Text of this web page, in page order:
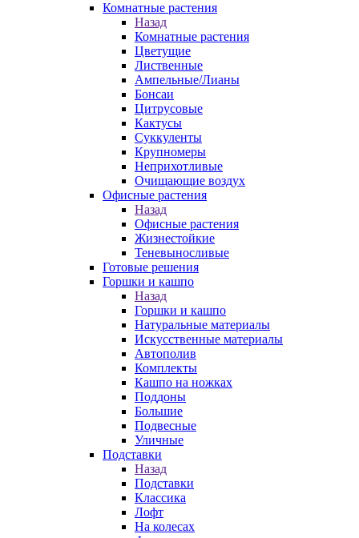
Комнатные растения
Назад
Комнатные растения
Цветущие
Лиственные
Ампельные/Лианы
Бонсаи
Цитрусовые
Кактусы
Суккуленты
Крупномеры
Неприхотливые
Очищающие воздух
Офисные растения
Назад
Офисные растения
Жизнестойкие
Теневыносливые
Готовые решения
Горшки и кашпо
Назад
Горшки и кашпо
Натуральные материалы
Искусственные материалы
Автополив
Комплекты
Кашпо на ножках
Поддоны
Большие
Подвесные
Уличные
Подставки
Назад
Подставки
Классика
Лофт
На колесах